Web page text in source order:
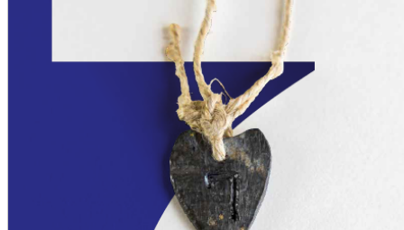
Mulheres de Papel
Dia Mundial do Livro
Mostra OHPorto22
Arquivos de Perdição
Fora do Depósito
IAW2026 - Festa dos Arquivos
SETE_Participação Internacional